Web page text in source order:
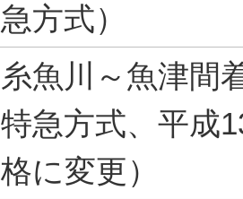
急方式）
糸魚川～魚津間
特急方式、平成
格に変更）